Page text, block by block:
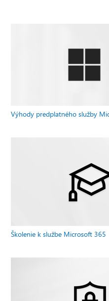
Výhody predplatného služby
Školenie k službe Microsoft 365